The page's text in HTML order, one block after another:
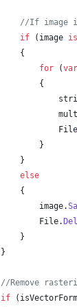
//If image
if
( image is
{
for
(var
{
File
}
}
else
{
image.
File.
}
}
//Remove
if
(